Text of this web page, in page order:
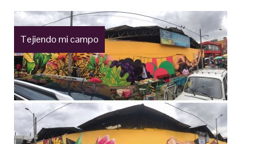
Tejiendo mi campo